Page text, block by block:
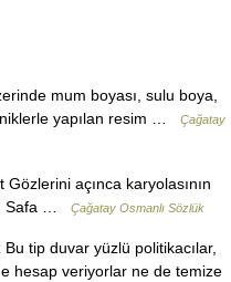
mum boyası, sulu boya,
yapılan resim …
Çağatay
açınca karyolasının
Safa …
Çağatay Osmanlı Sözlük
tip duvar yüzlü politikacılar,
hesap veriyorlar ne de temize